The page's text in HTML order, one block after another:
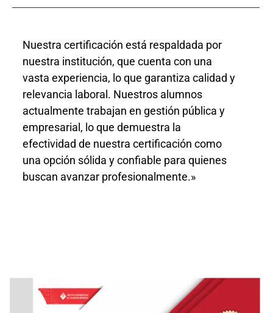
Nuestra certificación está respaldada por
nuestra institución, que cuenta con una
vasta experiencia, lo que garantiza calidad y
relevancia laboral. Nuestros alumnos
actualmente trabajan en gestión pública y
empresarial, lo que demuestra la
efectividad de nuestra certificación como
una opción sólida y confiable para quienes
buscan avanzar profesionalmente.»